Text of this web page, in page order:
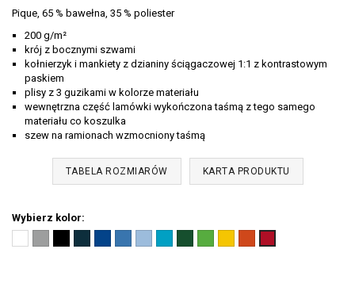
Pique, 65 % bawełna, 35 % poliester
200 g/m²
krój z bocznymi szwami
kołnierzyk i mankiety z dzianiny ściągaczowej 1:1 z kontrastowym
paskiem
plisy z 3 guzikami w kolorze materiału
wewnętrzna część lamówki wykończona taśmą z tego samego
materiału co koszulka
szew na ramionach wzmocniony taśmą
TABELA ROZMIARÓW KARTA PRODUKTU
Wybierz kolor:
(00) melanż
(01) (02) (05) (14) (15) (44) butelkowa
apple(04) (11)